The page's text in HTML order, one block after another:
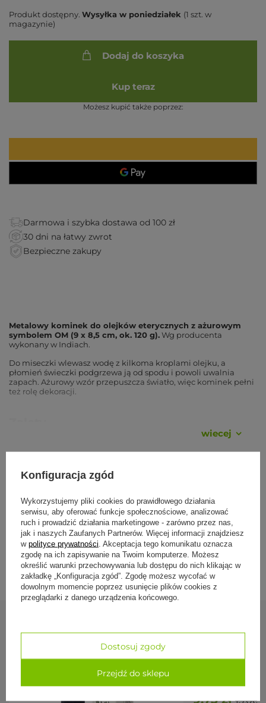
Produkt dostępny Wysyłka w poniedziałek (1 szt. w
magazynie)
Dodaj do koszyka
Kup teraz
Możesz kupić także poprzez:
Darmowa i szybka dostawa od 100 zł
30 dni na łatwy zwrot
Bezpieczne zakupy
Metalowy kominek do olejków eterycznych z ażurowym
symbolem OM (9 x 8,5 cm, ok. 120 g).Wg producenta
wykonany w Indiach.
Do miseczki wlewasz wodę z kilkoma kroplami olejku, a
płomień świeczki podgrzewa ją od spodu i powoli uwalnia
zapach. Ażurowy wzór przepuszcza światło, więc kominek pełni
też rolę dekoracji.
drewniana podkładka i świeczka.
płomieniem.
Metalowa konstrukcja na drewnianej podstawce
Parametry
Parametr Wartość
Typ dyfuzor (kominek) do olejków eterycznych
Materiał
metal (stelaż) + drewno (podstawka) + karton
(opakowanie)
Waga ok. 120 g
Zestaw
kominek, miseczka, drewniana podkładka,
wiecej
Specyfikacja
Formy płatności
Dostawa i zwroty
Zobacz również
PROMOCJA
9,75 zł 15,00
Konfiguracja zgód
Wykorzystujemy pliki cookies do prawidłowego działania
serwisu, aby oferować funkcje społecznościowe, analizować
ruch i prowadzić działania marketingowe - zarówno przez nas,
jak i naszych Zaufanych Partnerów. Więcej informacji znajdziesz
w polityce prywatności . Akceptacja tego komunikatu oznacza
zgodę na ich zapisywanie na Twoim komputerze. Możesz
określić warunki przechowywania lub dostępu do nich klikając w
zakładkę „Konfiguracja zgód”. Zgodę możesz wycofać w
dowolnym momencie poprzez usunięcie plików cookies z
przeglądarki z danego urządzenia końcowego.
Dostosuj zgody
Przejdź do sklepu